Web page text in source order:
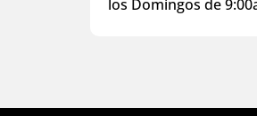
los Domingos de